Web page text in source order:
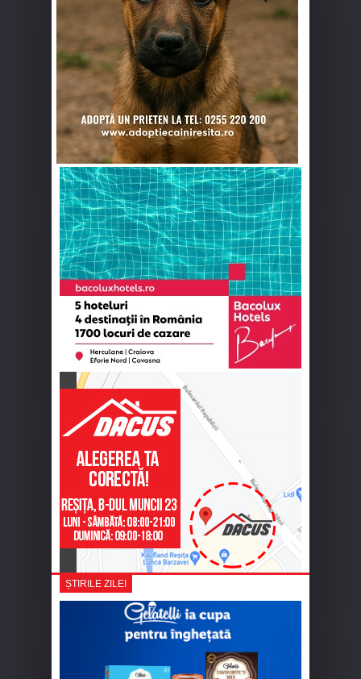
ȘTIRILE ZILEI